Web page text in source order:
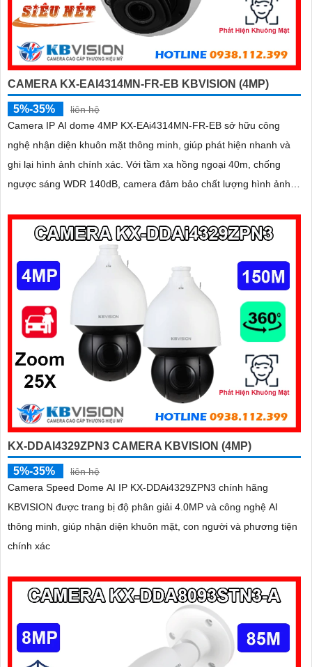
CAMERA KX-EAI4314MN-FR-EB KBVISION (4MP)
5%-35%
liên hệ
Camera IP AI dome 4MP KX-EAi4314MN-FR-EB sở hữu công
nghệ nhận diện khuôn mặt thông minh, giúp phát hiện nhanh và
ghi lại hình ảnh chính xác. Với tầm xa hồng ngoại 40m, chống
ngược sáng WDR 140dB, camera đảm bảo chất lượng hình ảnh
KX-DDAI4329ZPN3 CAMERA KBVISION (4MP)
5%-35%
liên hệ
Camera Speed Dome AI IP KX-DDAi4329ZPN3 chính hãng
KBVISION được trang bị độ phân giải 4.0MP và công nghệ AI
thông minh, giúp nhận diện khuôn mặt, con người và phương tiện
chính xác